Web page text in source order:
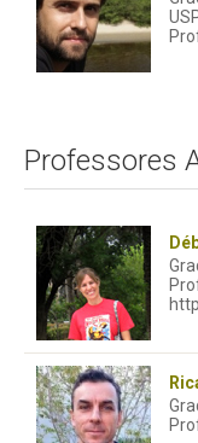
Professores